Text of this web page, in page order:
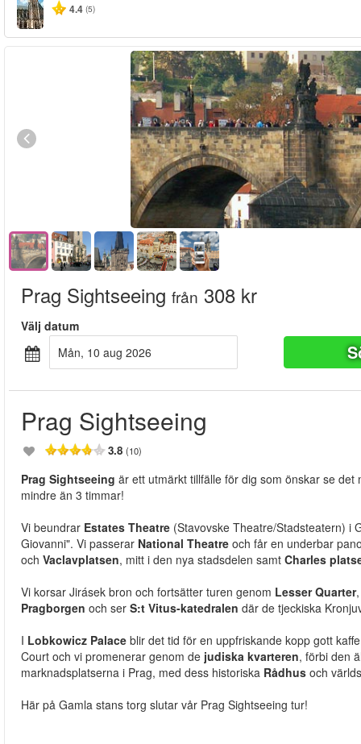
4.4 (5)
Prag Sightseeing från 308 kr
Välj datum
mån, 10 aug 2026
Prag Sightseeing
3.8 (10)
Prag Sightseeing är ett utmärkt tillfälle för dig som önskar se
mindre än 3 timmar!
Vi beundrar Estates Theatre (Stavovske Theatre/Stadsteatern) i
Giovanni". Vi passerar National Theatre och får en underbar
och Vaclavplatsen, mitt i den nya stadsdelen samt Charles
Vi korsar Jirásek bron och fortsätter turen genom Lesser Quarter
Pragborgen och ser S:t Vitus-katedralen där de tjeckiska
I Lobkowicz Palace blir det tid för en uppfriskande kopp gott
Court och vi promenerar genom de judiska kvarteren, förbi den
marknadsplatserna i Prag, med dess historiska Rådhus och
Här på Gamla stans torg slutar vår Prag Sightseeing tur!